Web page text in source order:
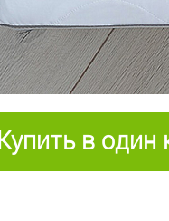
Купить в один